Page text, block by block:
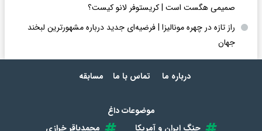
صمیمی هگست است | کریستوفر لانو کیست؟
راز تازه در چهره مونالیزا | فرضیه‌ای جدید درباره مشهورترین لبخند
جهان
درباره ما تماس با ما مسابقه
موضوعات داغ
جنگ ایران و آمریکا
محمدباقر خرازی